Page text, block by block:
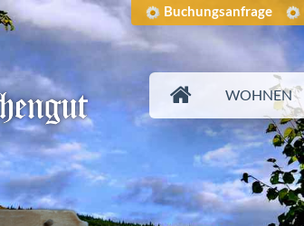
Buchungsanfrage
WOHNEN